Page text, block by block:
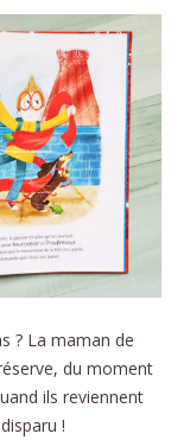
? La maman de
du moment
ils reviennent
!